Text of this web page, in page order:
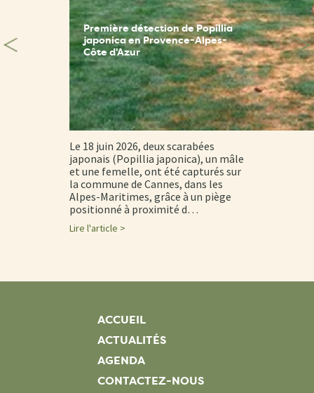
Première détection de Popillia
japonica en Provence-Alpes-
Côte d'Azur
Le 18 juin 2026, deux scarabées
japonais (Popillia japonica), un mâle
et une femelle, ont été capturés sur
la commune de Cannes, dans les
Alpes-Maritimes, grâce à un piège
positionné à proximité d…
Lire l'article >
ACCUEIL
ACTUALITÉS
AGENDA
CONTACTEZ-NOUS